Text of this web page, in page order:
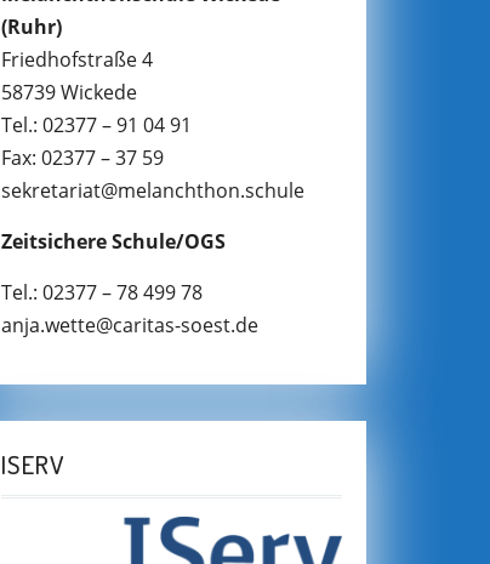
(Ruhr)
Friedhofstraße 4
58739 Wickede
Tel.: 02377 – 91 04 91
Fax: 02377 – 37 59
sekretariat@melanchthon.schule
Zeitsichere Schule/OGS
Tel.: 02377 – 78 499 78
anja.wette@caritas-soest.de
ISERV